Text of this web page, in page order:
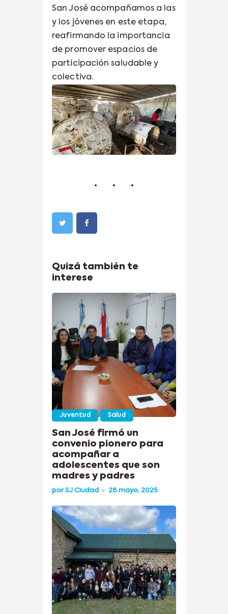
San José acompañamos a las
y los jóvenes en este etapa,
reafirmando la importancia
de promover espacios de
participación saludable y
colectiva.
Quizá también te
interese
Juventud Salud
San José firmó un
convenio pionero para
acompañar a
adolescentes que son
madres y padres
porSJ Ciudad 28 mayo, 2025